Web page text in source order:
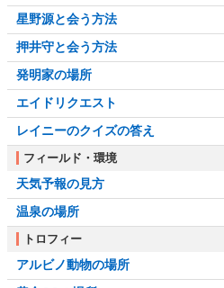
星野源と会う方法
押井守と会う方法
発明家の場所
エイドリクエスト
レイニーのクイズの答え
フィールド・環境
天気予報の見方
温泉の場所
トロフィー
アルビノ動物の場所